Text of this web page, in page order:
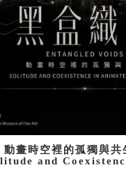
動畫時空裡的孤獨與
and